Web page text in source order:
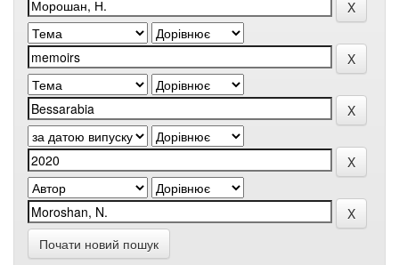
Почати новий пошук